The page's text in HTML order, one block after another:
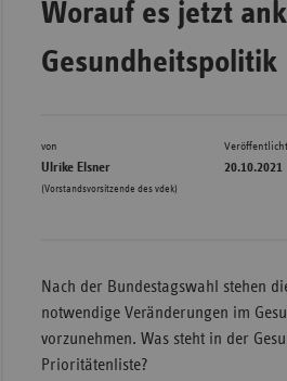
Worauf es jetzt
Gesundheitspolitik
von
Ulrike Elsner
(Vorstandsvorsitzende des vdek)
20.10.2021
Nach der Bundestagswahl stehen
notwendige Veränderungen im
vorzunehmen. Was steht in der
Prioritätenliste?